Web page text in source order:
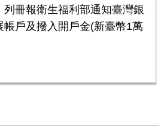
冊報衛生福利部通知臺灣銀
戶及撥入開戶金(新臺幣1萬